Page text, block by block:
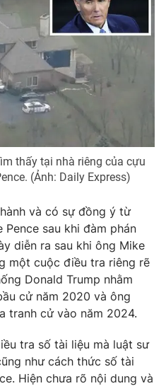
Infographic
Shorts video
VTV Thể thao
Tấm lòng Việt
Vươn mình bằng AI
VTV8
English
thấy tại nhà riêng của cựu
(Ảnh: Daily Express)
và có sự đồng ý từ
sau khi đàm phán
diễn ra sau khi ông Mike
một cuộc điều tra riêng rẽ
Donald Trump nhằm
cử năm 2020 và ông
tranh cử vào năm 2024.
tra số tài liệu mà luật sư
như cách thức số tài
Hiện chưa rõ nội dung và